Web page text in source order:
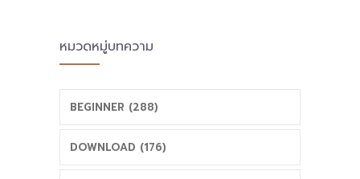
หมวดหมู่บทความ
BEGINNER (288)
DOWNLOAD (176)